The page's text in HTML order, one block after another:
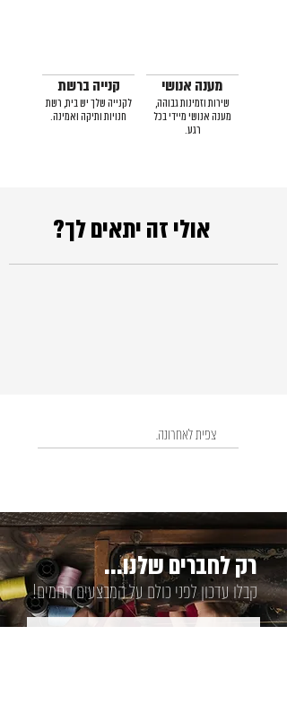
קנייה ברשת
לקנייה שלך יש בית, רשת
חנויות ותיקה ואמינה.
מענה אנושי
שירות וזמינות גבוהה,
מענה אנושי מיידי בכל
רגע.
אולי זה יתאים לך?
צפית לאחרונה.
קבלו עדכון לפני כולם על המבצעים החמים!
רק לחברים שלנו...